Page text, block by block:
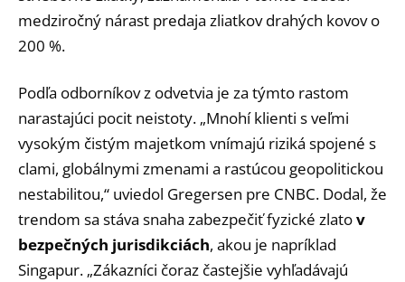
medziročný nárast predaja zliatkov drahých kovov o
200 %.
Podľa odborníkov z odvetvia je za týmto rastom
narastajúci pocit neistoty. „Mnohí klienti s veľmi
vysokým čistým majetkom vnímajú riziká spojené s
clami, globálnymi zmenami a rastúcou geopolitickou
nestabilitou,“ uviedol Gregersen pre CNBC. Dodal, že
trendom sa stáva snaha zabezpečiť fyzické zlatov
bezpečných jurisdikciách, akou je napríklad
Singapur. „Zákazníci čoraz častejšie vyhľadávajú